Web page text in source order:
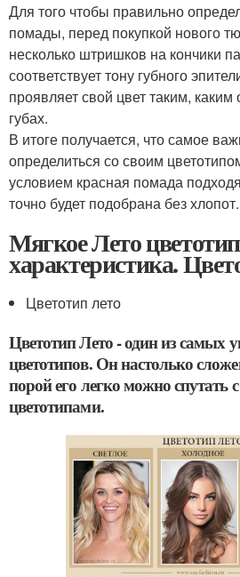
Для того чтобы правильно
помады, перед покупкой нового
несколько штришков на кончики
соответствует тону губного
проявляет свой цвет таким, каким
губах.
В итоге получается, что самое
определиться со своим
условием красная помада
точно будет подобрана без хлопот.
Мягкое Лето цветотип
характеристика.
Цветотип лето
Цветотип Лето - один из самых
цветотипов. Он настолько
порой его легко можно спутать
цветотипами.